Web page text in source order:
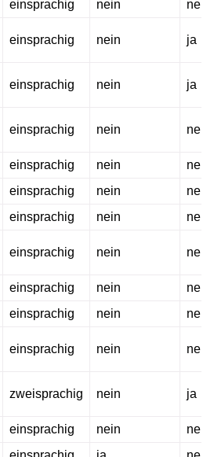
einsprachig nein
nein
einsprachig nein ja
einsprachig nein ja
einsprachig nein nein
einsprachig nein
nein
einsprachig nein
nein
einsprachig nein
nein
einsprachig nein nein
einsprachig nein
nein
einsprachig nein
nein
einsprachig nein nein
zweisprachig nein ja
einsprachig nein
nein